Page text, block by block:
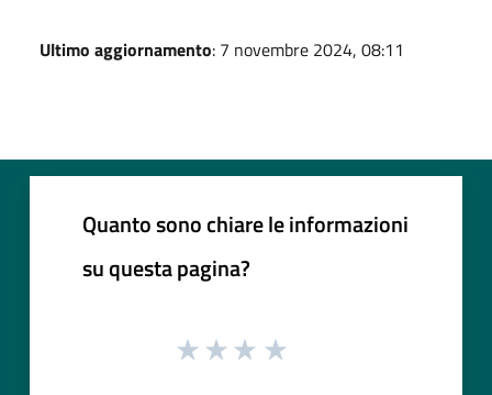
Ultimo aggiornamento: 7 novembre 2024, 08:11
Quanto sono chiare le informazioni
su questa pagina?